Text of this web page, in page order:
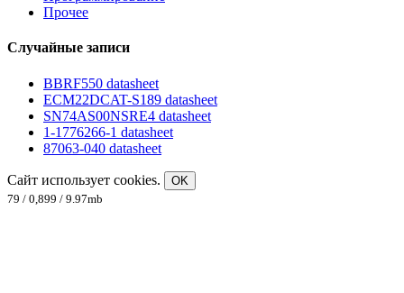
Прочее
Случайные записи
BBRF550 datasheet
ECM22DCAT-S189 datasheet
SN74AS00NSRE4 datasheet
1-1776266-1 datasheet
87063-040 datasheet
Сайт использует cookies.
OK
79 / 0,899 / 9.97mb